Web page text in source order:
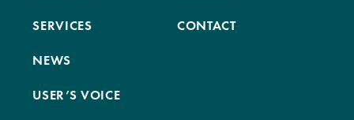
SERVICES
NEWS
USER’S VOICE
CONTACT